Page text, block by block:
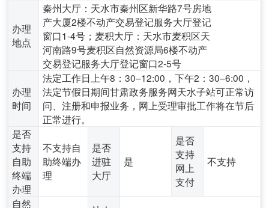
办理
地点
秦州大厅：天水市秦州区新华路7号房地
产大厦2楼不动产交易登记服务大厅登记
窗口1-4号；麦积大厅：天水市麦积区天
河南路9号麦积区自然资源局6楼不动产
交易登记服务大厅登记窗口2-5号
办理
时间
法定工作日上午8：30–12:00，下午2：30–6:00，
法定节假日期间甘肃政务服务网天水子站可正常访
问、注册和申报业务，网上受理审批工作将在节后
正常进行。
是否
支持
自助
终端
办理
不支持自
助终端办
理
是否
进驻
大厅
是
是否
支持
网上
支付
不支持
自然